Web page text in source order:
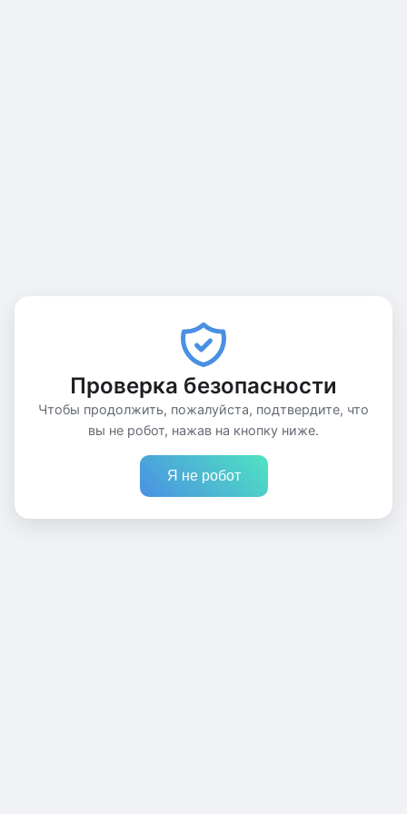
Проверка безопасности
Чтобы продолжить, пожалуйста, подтвердите, что
вы не робот, нажав на кнопку ниже.
Я не робот